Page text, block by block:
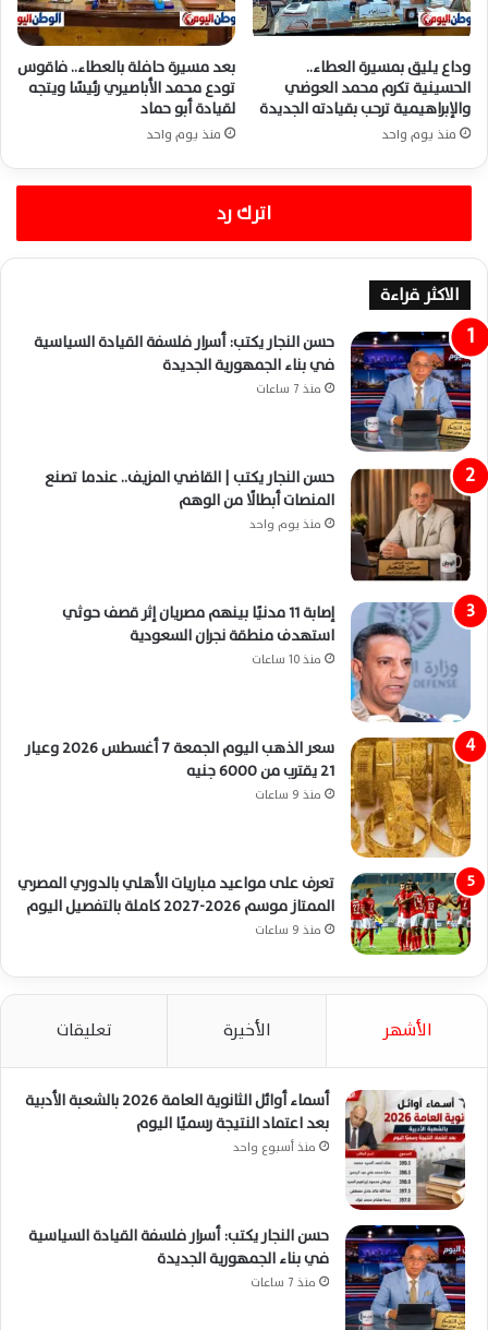
وداع يليق بمسيرة العطاء..
الحسينية تكرم محمد العوضي
والإبراهيمية ترحب بقيادته الجديدة
منذ يوم واحد
بعد مسيرة حافلة بالعطاء.. فاقوس
تودع محمد الأباصيري رئيسًا ويتجه
لقيادة أبو حماد
منذ يوم واحد
اترك رد
الاكثر قراءة
حسن النجار يكتب: أسرار فلسفة القيادة السياسية
في بناء الجمهورية الجديدة
منذ 7 ساعات
حسن النجار يكتب | القاضي المزيف.. عندما تصنع
المنصات أبطالًا من الوهم
منذ يوم واحد
إصابة 11 مدنيًا بينهم مصريان إثر قصف حوثي
استهدف منطقة نجران السعودية
منذ 10 ساعات
سعر الذهب اليوم الجمعة 7 أغسطس 2026 وعيار
21 يقترب من 6000 جنيه
منذ 9 ساعات
تعرف على مواعيد مباريات الأهلي بالدوري المصري
الممتاز موسم 2026-2027 كاملة بالتفصيل اليوم
منذ 9 ساعات
الأشهر الأخيرة تعليقات
أسماء أوائل الثانوية العامة 2026 بالشعبة الأدبية
بعد اعتماد النتيجة رسميًا اليوم
منذ أسبوع واحد
حسن النجار يكتب: أسرار فلسفة القيادة السياسية
في بناء الجمهورية الجديدة
منذ 7 ساعات